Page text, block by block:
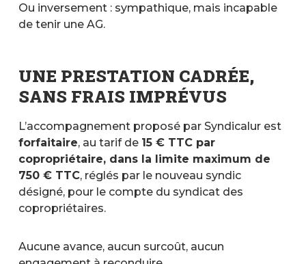
Ou inversement : sympathique, mais incapable
de tenir une AG.
UNE PRESTATION CADRÉE,
SANS FRAIS IMPRÉVUS
L’accompagnement proposé par Syndicalur est
forfaitaire, au tarif de 15 € TTC par
copropriétaire, dans la limite maximum de
750 € TTC, réglés par le nouveau syndic
désigné, pour le compte du syndicat des
copropriétaires.
Aucune avance, aucun surcoût, aucun